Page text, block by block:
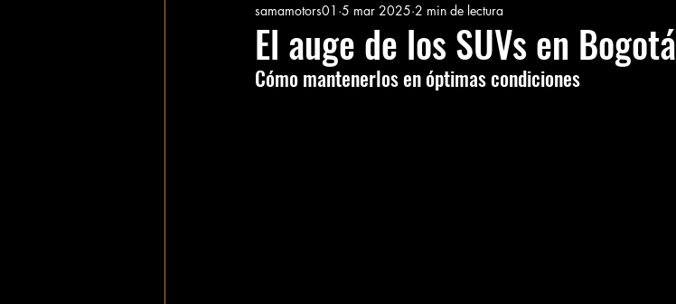
El auge de los SUVs en Bogotá
samamotors01 5 mar 2025 2 min de lectura
Cómo mantenerlos en óptimas condiciones